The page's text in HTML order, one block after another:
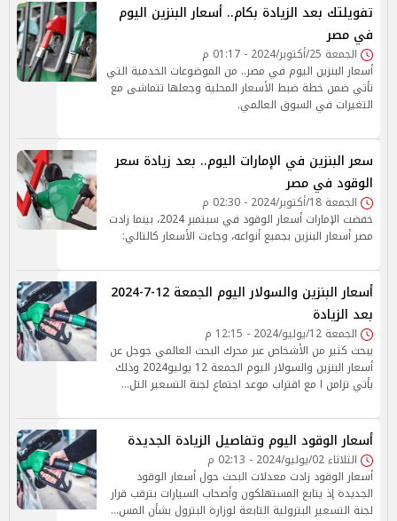
تفويلتك بعد الزيادة بكام.. أسعار البنزين اليوم
في مصر
الجمعة 25/أكتوبر/2024 - 01:17 م
أسعار البنزين اليوم في مصر.. من الموضوعات الخدمية التي
تأتي ضمن خطة ضبط الأسعار المحلية وجعلها تتماشى مع
التغيرات في السوق العالمي.
سعر البنزين في الإمارات اليوم.. بعد زيادة سعر
الوقود في مصر
الجمعة 18/أكتوبر/2024 - 02:30 م
خفضت الإمارات أسعار الوقود في سبتمبر 2024، بينما زادت
مصر أسعار البنزين بجميع أنواعه، وجاءت الأسعار كالتالي:
أسعار البنزين والسولار اليوم الجمعة 12-7-2024
بعد الزيادة
الجمعة 12/يوليو/2024 - 12:15 م
يبحث كثير من الأشخاص عبر محرك البحث العالمي جوجل عن
أسعار البنزين والسولار اليوم الجمعة 12 يوليو2024 وذلك
يأتي تزامن ا مع اقتراب موعد اجتماع لجنة التسعير التل…
أسعار الوقود اليوم وتفاصيل الزيادة الجديدة
الثلاثاء 02/يوليو/2024 - 02:13 م
أسعار الوقود زادت معدلات البحث حول أسعار الوقود
الجديدة إذ يتابع المستهلكون وأصحاب السيارات بترقب قرار
لجنة التسعير البترولية التابعة لوزارة البترول بشأن المس…